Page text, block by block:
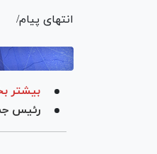
انتهای پیام/
بیشتر
رئیس